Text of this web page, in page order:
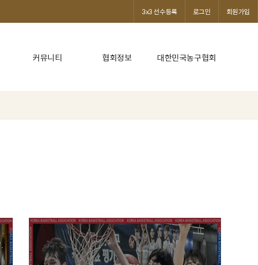
커뮤니티 협회정보 대한민국농구협회
3x3 선수등록 로그인 회원가입